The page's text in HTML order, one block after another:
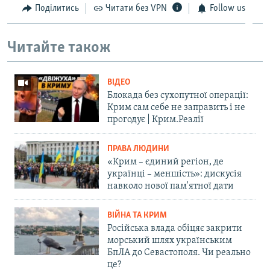
Поділитись Читати без VPN Follow us
Читайте також
ВІДЕО
Блокада без сухопутної операції:
Крим сам себе не заправить і не
прогодує | Крим.Реалії
ПРАВА ЛЮДИНИ
«Крим – єдиний регіон, де
українці – меншість»: дискусія
навколо нової пам'ятної дати
ВІЙНА ТА КРИМ
Російська влада обіцяє закрити
морський шлях українським
БпЛА до Севастополя. Чи реально
це?